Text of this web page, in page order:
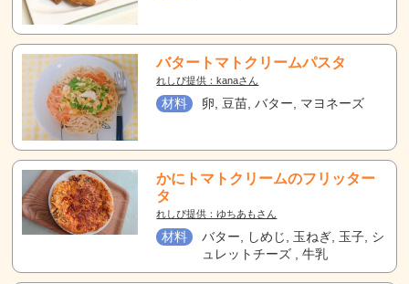
バタートマトクリームパスタ
れしぴ提供：kanaさん
材料 卵, 豆苗, バター, マヨネーズ
かにトマトクリームのフリッター
タ
れしぴ提供：ゆちあもさん
材料
バター, しめじ, 玉ねぎ, 玉子, シ
ュレットチーズ , 牛乳